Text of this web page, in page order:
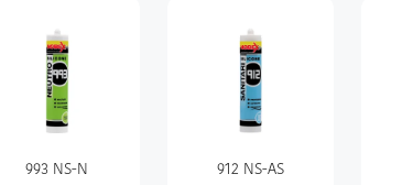
993 NS-N 912 NS-AS